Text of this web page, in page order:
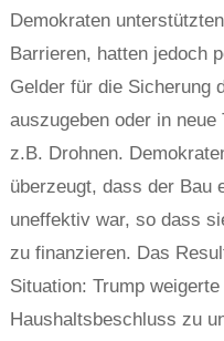
Demokraten
Barrieren, hatten jedoch
Gelder für die Sicherung
auszugeben oder in
z.B. Drohnen.
überzeugt, dass der Bau
uneffektiv war, so dass
zu finanzieren. Das
Situation: Trump
Haushaltsbeschluss zu